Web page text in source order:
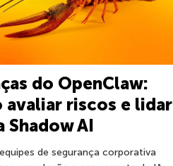
do OpenClaw:
avaliar riscos e lidar
Shadow AI
de segurança corporativa